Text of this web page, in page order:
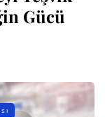
Gücü